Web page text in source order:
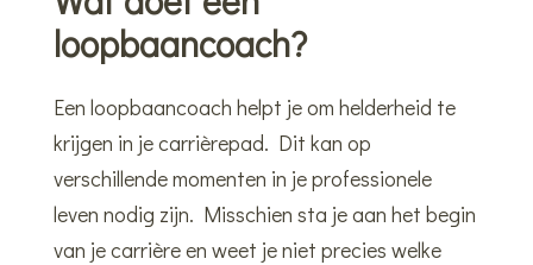
loopbaancoach?
Een loopbaancoach helpt je om helderheid te
krijgen in je carrièrepad. Dit kan op
verschillende momenten in je professionele
leven nodig zijn. Misschien sta je aan het begin
van je carrière en weet je niet precies welke